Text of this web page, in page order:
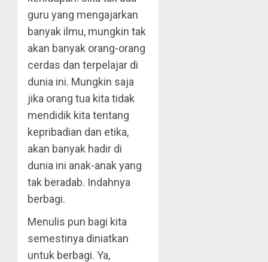
guru yang mengajarkan
banyak ilmu, mungkin tak
akan banyak orang-orang
cerdas dan terpelajar di
dunia ini. Mungkin saja
jika orang tua kita tidak
mendidik kita tentang
kepribadian dan etika,
akan banyak hadir di
dunia ini anak-anak yang
tak beradab. Indahnya
berbagi.
Menulis pun bagi kita
semestinya diniatkan
untuk berbagi. Ya,